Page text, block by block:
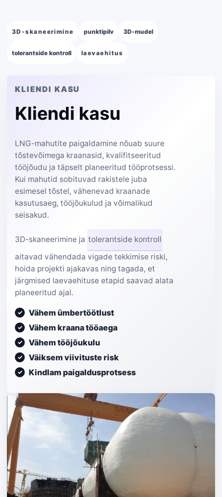
3D-skaneerimine punktipilv 3D-mudel
tolerantside kontroll laevaehitus
KLIENDI KASU
Kliendi kasu
LNG-mahutite paigaldamine nõuab suure
tõstevõimega kraanasid, kvalifitseeritud
tööjõudu ja täpselt planeeritud tööprotsessi.
Kui mahutid sobituvad rakistele juba
esimesel tõstel, vähenevad kraanade
kasutusaeg, tööjõukulud ja võimalikud
seisakud.
3D-skaneerimine ja tolerantside kontroll
aitavad vähendada vigade tekkimise riski,
hoida projekti ajakavas ning tagada, et
järgmised laevaehituse etapid saavad alata
planeeritud ajal.
Vähem ümbertöötlust
Vähem kraana tööaega
Vähem tööjõukulu
Väiksem viivituste risk
Kindlam paigaldusprotsess